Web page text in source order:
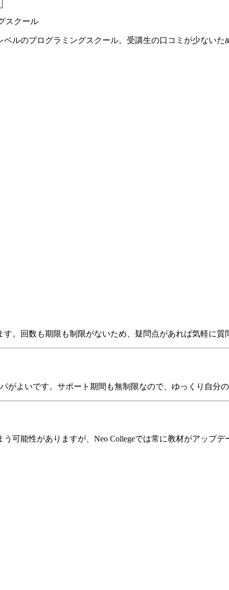
スクール
ルのプログラミングスクール。受講生の口コミが少ないた
。回数も期限も制限がないため、疑問点があれば気軽に
がよいです。サポート期間も無制限なので、ゆっくり自分
可能性がありますが、Neo Collegeでは常に教材がアップ